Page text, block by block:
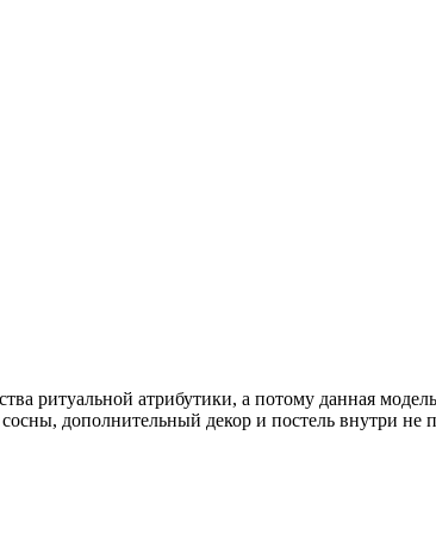
ритуальной атрибутики, а потому данная
дополнительный декор и постель внутри